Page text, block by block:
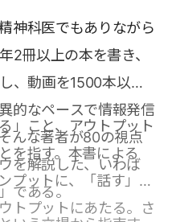
神科医でもありながら
2冊以上の本を書き、
、動画を1500本以上
的なペースで情報発信
んな著者が80の視点
を解説した、いわば
である。
」こと、アウトプット
を指す。本書による
プットに、「話す」
トプットにあたる。さ